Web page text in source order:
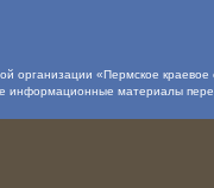
организации «Пермское
информационные материалы